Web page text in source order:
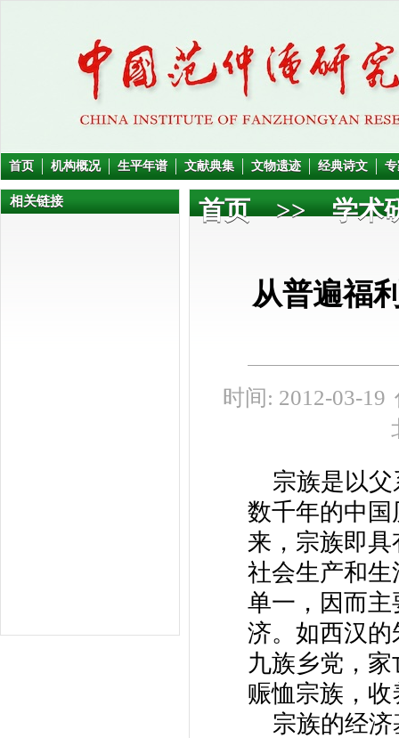
首页 机构概况 生平年谱 文献典集 文物遗迹 经典诗文
相关链接 首页>>学术
从普遍福
时间: 2012-03-19
宗族是以
数千年的中
来，宗族即
社会生产和
单一，因而
济。如西汉
九族乡党，
赈恤宗族，收
宗族的经